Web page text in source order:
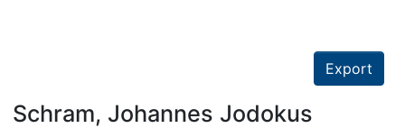
Export
Schram, Johannes Jodokus